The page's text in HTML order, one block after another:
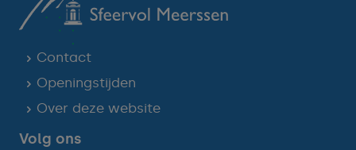
Contact
Openingstijden
Over deze website
Volg ons